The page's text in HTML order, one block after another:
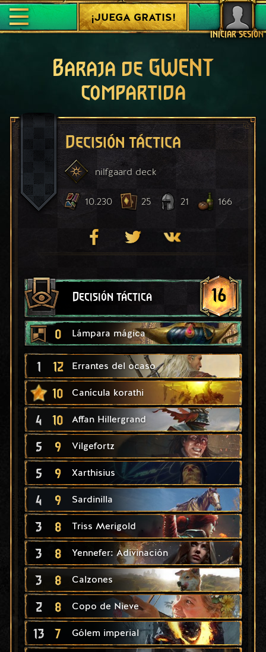
INICIAR SESIÓN
¡JUEGA GRATIS!
Baraja de GWENT
compartida
Decisión táctica
nilfgaard deck
10.230 25 21 166
Decisión táctica 16
0 Lámpara mágica
1 12 Errantes del ocaso
10 Canícula korathi
4 10 Affan Hillergrand
5 9 Vilgefortz
5 9 Xarthisius
4 9 Sardinilla
3 8 Triss Merigold
3 8 Yennefer: Adivinación
3 8 Calzones
2 8 Copo de Nieve
13 7 Gólem imperial